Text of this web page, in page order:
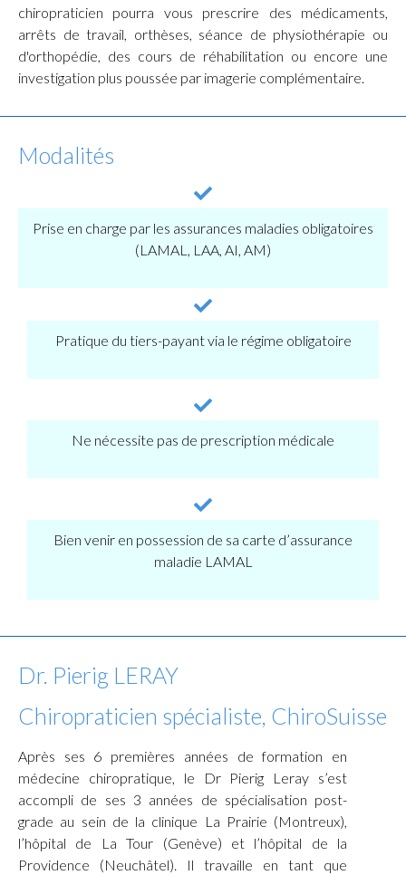
chiropraticien pourra vous prescrire des médicaments,
arrêts de travail, orthèses, séance de physiothérapie ou
d'orthopédie, des cours de réhabilitation ou encore une
investigation plus poussée par imagerie complémentaire.
Modalités
Prise en charge par les assurances maladies obligatoires
(LAMAL, LAA, AI, AM)
Pratique du tiers-payant via le régime obligatoire
Ne nécessite pas de prescription médicale
Bien venir en possession de sa carte d’assurance
maladie LAMAL
Dr. Pierig LERAY
Chiropraticien spécialiste, ChiroSuisse
Après ses 6 premières années de formation en
médecine chiropratique, le Dr Pierig Leray s’est
accompli de ses 3 années de spécialisation post-
grade au sein de la clinique La Prairie (Montreux),
l’hôpital de La Tour (Genève) et l’hôpital de la
Providence (Neuchâtel). Il travaille en tant que